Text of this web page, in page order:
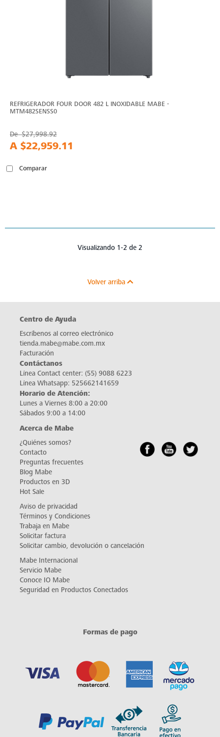
REFRIGERADOR FOUR DOOR 482 L INOXIDABLE MABE -
MTM482SENSS0
De$27,998.92
A $22,959.11
Comparar
Visualizando 1-2 de 2
Volver arriba
Centro de Ayuda
Escríbenos al correo electrónico
tienda.mabe@mabe.com.mx
Facturación
Contáctanos
Línea Contact center: (55) 9088 6223
Línea Whatsapp: 525662141659
Horario de Atención:
Lunes a Viernes 8:00 a 20:00
Sábados 9:00 a 14:00
Acerca de Mabe
¿Quiénes somos?
Contacto
Preguntas frecuentes
Blog Mabe
Productos en 3D
Hot Sale
Aviso de privacidad
Términos y Condiciones
Trabaja en Mabe
Solicitar factura
Solicitar cambio, devolución o cancelación
Mabe Internacional
Servicio Mabe
Conoce IO Mabe
Seguridad en Productos Conectados
Formas de pago